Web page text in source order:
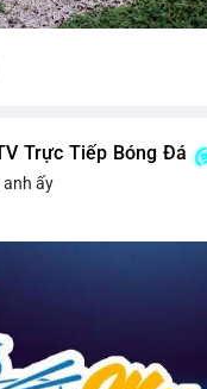
Trực Tiếp Bóng Đá
anh ấy